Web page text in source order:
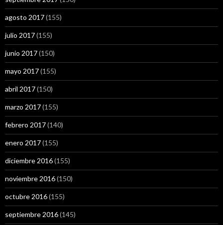
agosto 2017(155)
julio 2017(155)
junio 2017(150)
mayo 2017(155)
abril 2017(150)
marzo 2017(155)
febrero 2017(140)
enero 2017(155)
diciembre 2016(155)
noviembre 2016(150)
octubre 2016(155)
septiembre 2016(145)